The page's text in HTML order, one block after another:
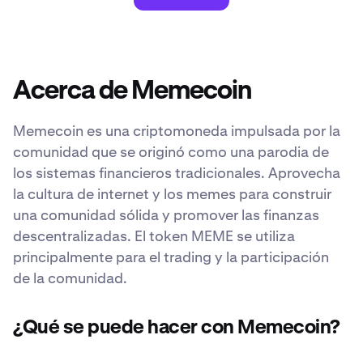
Acerca de Memecoin
Memecoin es una criptomoneda impulsada por la
comunidad que se originó como una parodia de
los sistemas financieros tradicionales. Aprovecha
la cultura de internet y los memes para construir
una comunidad sólida y promover las finanzas
descentralizadas. El token MEME se utiliza
principalmente para el trading y la participación
de la comunidad.
¿Qué se puede hacer con Memecoin?